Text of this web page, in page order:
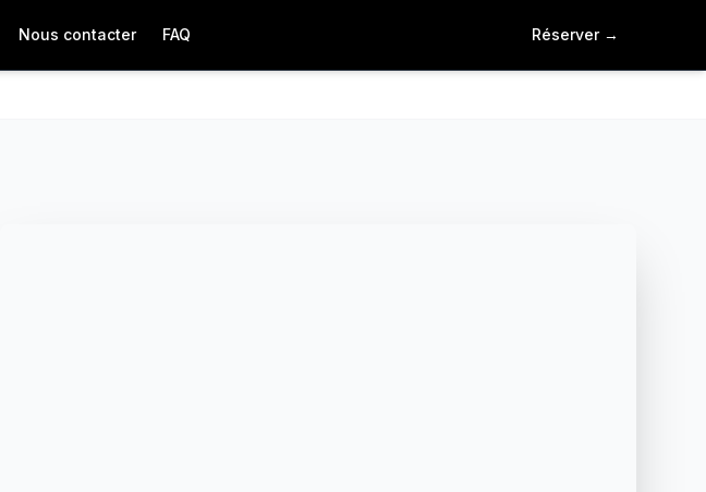
Nous contacter FAQ Réserver →